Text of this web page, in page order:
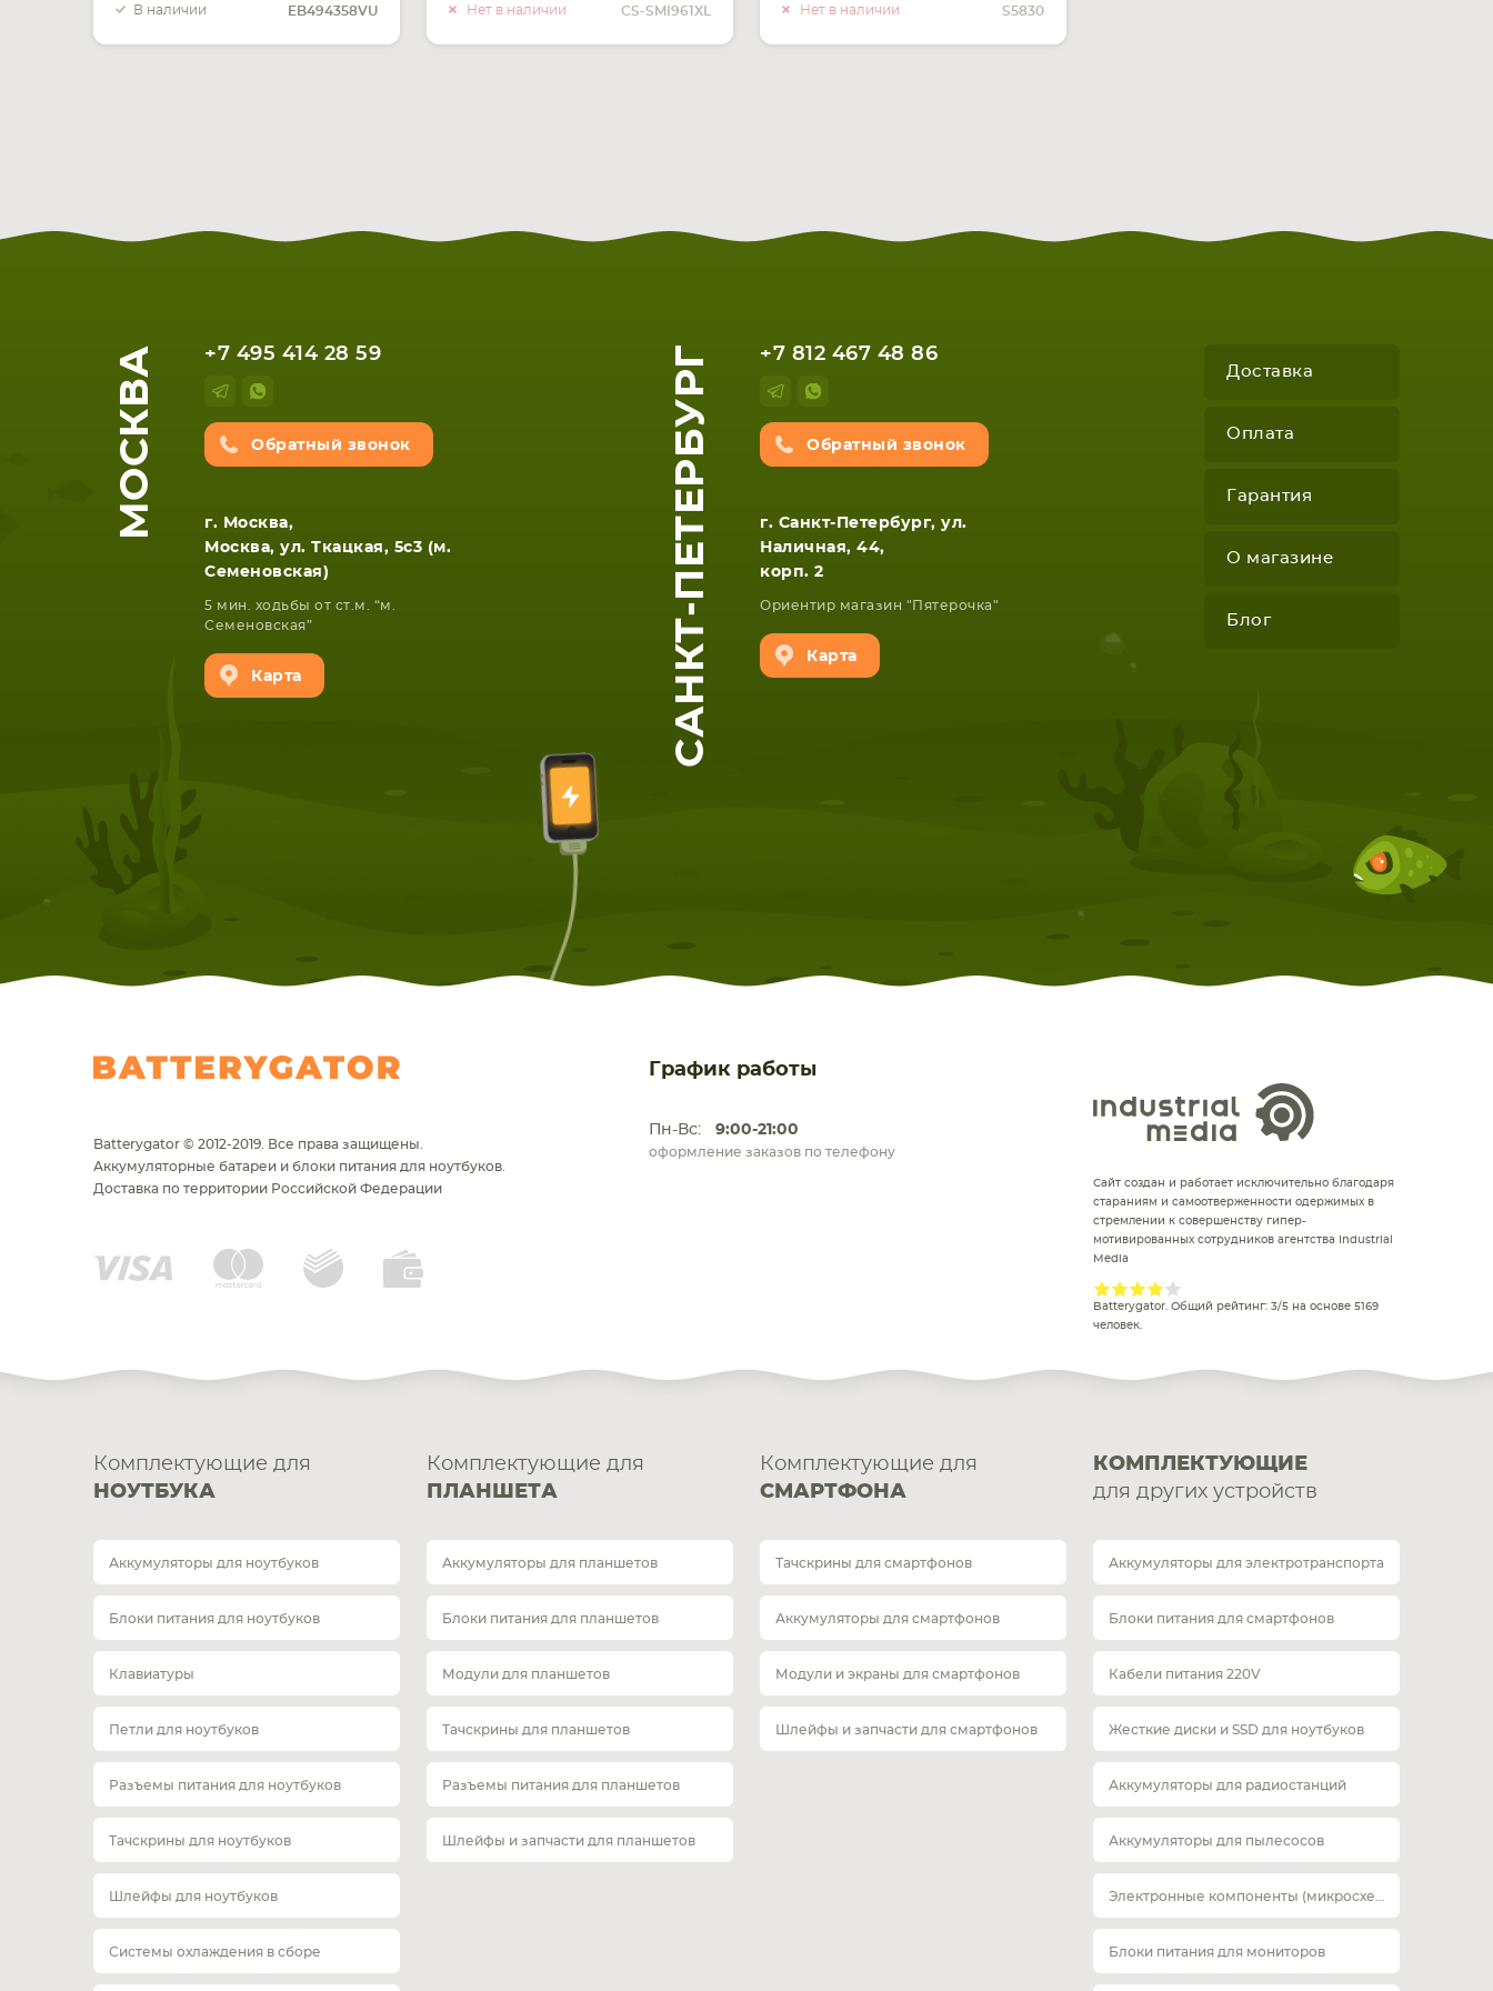
В наличии EB494358VU Нет в наличии CS-SMI961XL
О НАЛИЧИИ
Нет в наличии S5830
О НАЛИЧИИ
МОСКВА +7 495 414 28 59
Обратный звонок
г. Москва,
Москва, ул. Ткацкая, 5с3 (м.
Семеновская)
5 мин. ходьбы от ст.м. “м.
Семеновская”
Карта САНКТ-ПЕТЕРБУРГ +7 812 467 48 86
Обратный звонок
г. Санкт-Петербург, ул.
Наличная, 44,
корп. 2
Ориентир магазин "Пятерочка"
Карта
Доставка
Оплата
Гарантия
О магазине
Блог
График работы
Пн-Вс: 9:00-21:00
оформление заказов по телефону
Batterygator © 2012-2019. Все права защищены.
Аккумуляторные батареи и блоки питания для ноутбуков.
Доставка по территории Российской Федерации
Сайт создан и работает исключительно благодаря
стараниям и самоотверженности одержимых в
стремлении к совершенству гипер-
мотивированных сотрудников агентства Industrial
Media
Batterygator. Общий рейтинг: 3/5 на основе 5169
человек.
Комплектующие для
НОУТБУКА
Аккумуляторы для ноутбуков
Блоки питания для ноутбуков
Клавиатуры
Петли для ноутбуков
Разъемы питания для ноутбуков
Тачскрины для ноутбуков
Шлейфы для ноутбуков
Системы охлаждения в сборе
Комплектующие для
ПЛАНШЕТА
Аккумуляторы для планшетов
Блоки питания для планшетов
Модули для планшетов
Тачскрины для планшетов
Разъемы питания для планшетов
Шлейфы и запчасти для планшетов
Комплектующие для
СМАРТФОНА
Тачскрины для смартфонов
Аккумуляторы для смартфонов
Модули и экраны для смартфонов
Шлейфы и запчасти для смартфонов
КОМПЛЕКТУЮЩИЕ
для других устройств
Аккумуляторы для электротранспорта
Блоки питания для смартфонов
Кабели питания 220V
Жесткие диски и SSD для ноутбуков
Аккумуляторы для радиостанций
Аккумуляторы для пылесосов
Блоки питания для мониторов